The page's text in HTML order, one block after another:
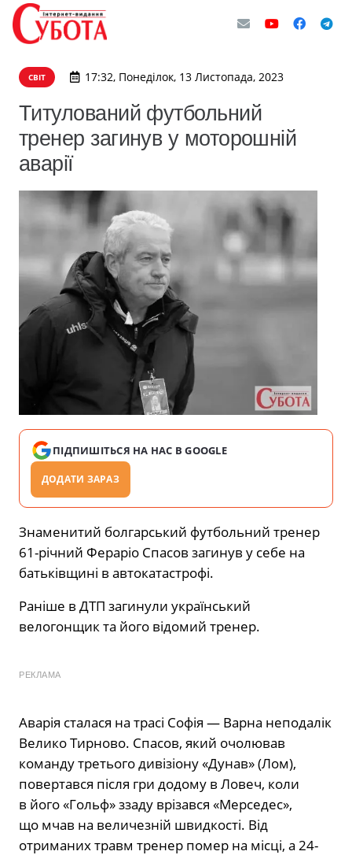
СВІТ 17:32, Понеділок, 13 Листопада, 2023
Титулований футбольний
тренер загинув у моторошній
аварії
ПІДПИШІТЬСЯ НА НАС В GOOGLE
ДОДАТИ ЗАРАЗ
Знаменитий болгарський футбольний тренер
61-річний Фераріо Спасов загинув у себе на
батьківщині в автокатастрофі.
Раніше в ДТП загинули український
велогонщик та його відомий тренер.
РЕКЛАМА
Аварія сталася на трасі Софія — Варна неподалік
Велико Тирново. Спасов, який очолював
команду третього дивізіону «Дунав» (Лом),
повертався після гри додому в Ловеч, коли
в його «Гольф» ззаду врізався «Мерседес»,
що мчав на величезній швидкості. Від
отриманих травм тренер помер на місці, а 24-